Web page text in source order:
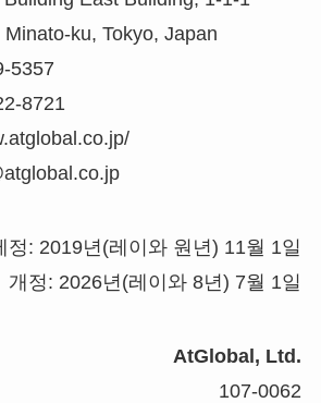
ku, Tokyo, Japan
5357
8721
정: 2019년(레이와 원년) 11월 1일
개정: 2026년(레이와 8년) 7월 1일
AtGlobal, Ltd.
107-0062